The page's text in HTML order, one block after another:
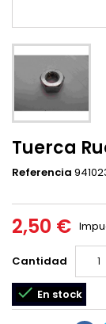
Tuerca
Referencia
2,50 €
Cantidad
 En stock